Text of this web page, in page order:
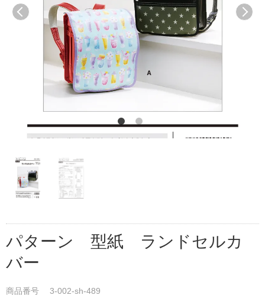
前へ 次へ
パターン 型紙 ランドセルカ
バー
商品番号 3-002-sh-489